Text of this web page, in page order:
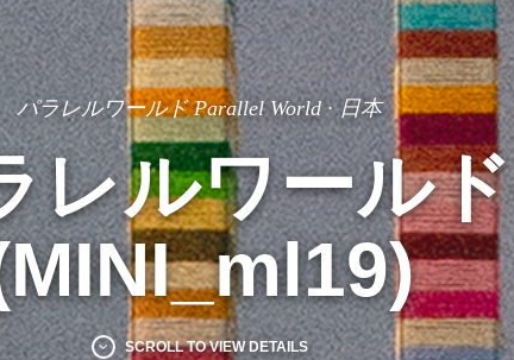
パラレルワールド Parallel World·日本
レルワールド
SCROLL TO VIEW DETAILS